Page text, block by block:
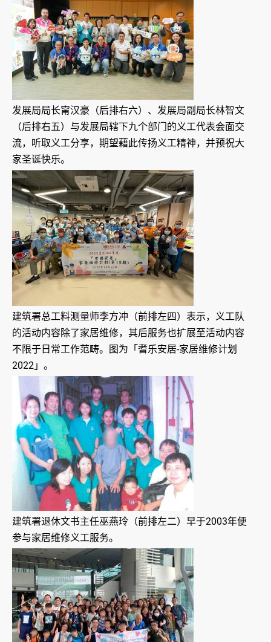
发展局局长甯汉豪（后排右六）、发展局副局长林智文
（后排右五）与发展局辖下九个部门的义工代表会面交
流，听取义工分享，期望藉此传扬义工精神，并预祝大
家圣诞快乐。
建筑署总工料测量师李方冲（前排左四）表示，义工队
的活动内容除了家居维修，其后服务也扩展至活动内容
不限于日常工作范畴。图为「耆乐安居-家居维修计划
2022」。
建筑署退休文书主任巫燕玲（前排左二）早于2003年便
参与家居维修义工服务。